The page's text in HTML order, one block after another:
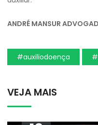
ANDRÉ MANSUR
#auxiliodoença
VEJA MAIS